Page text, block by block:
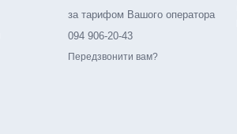
за тарифом Вашого оператора
094 906-20-43
Передзвонити вам?